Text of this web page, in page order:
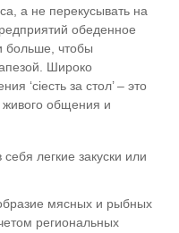
а не перекусывать на
обеденное
больше, чтобы
Широко
‘сіесть за стол’ – это
общения и
легкие закуски или
мясных и рыбных
региональных